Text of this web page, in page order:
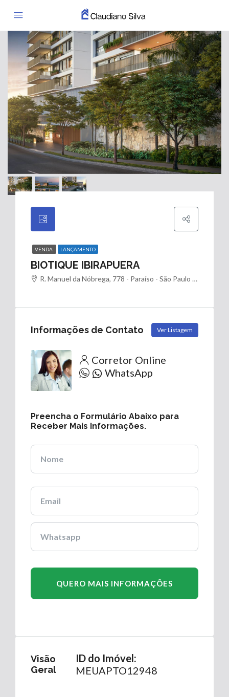
VENDA LANÇAMENTO
BIOTIQUE IBIRAPUERA
R. Manuel da Nóbrega, 778 - Paraíso - São Paulo - SP, 04001-002
Informações de Contato Ver Listagem
Corretor Online
WhatsApp
Preencha o Formulário Abaixo para
Receber Mais Informações.
Nome
Visão
Geral
ID do Imóvel:
MEUAPTO12948